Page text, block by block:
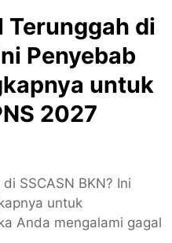
Terunggah di
Penyebab
untuk
2027
SSCASN BKN? Ini
untuk
Anda mengalami gagal